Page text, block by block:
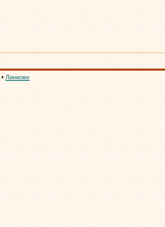
• Линкове